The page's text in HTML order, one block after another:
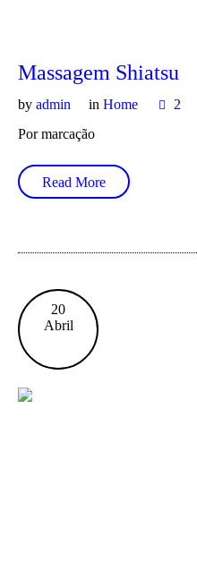
Massagem Shiatsu
by admin in Home
2
Por marcação
Read More
20
Abril